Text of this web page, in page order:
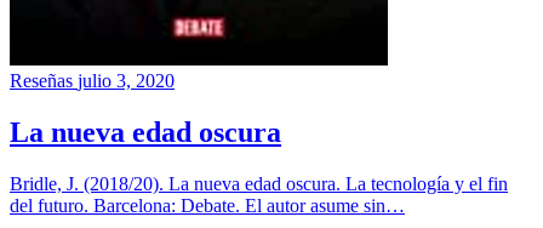
Reseñas julio 3, 2020
La nueva edad oscura
Bridle, J. (2018/20). La nueva edad oscura. La tecnología y el fin
del futuro. Barcelona: Debate. El autor asume sin…